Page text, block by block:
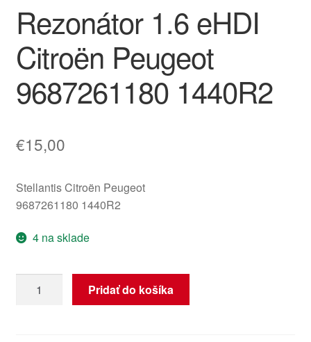
Reklamačný poriadok
Rezonátor 1.6 eHDI
Citroën Peugeot
9687261180 1440R2
€15,00
Stellantis Citroën Peugeot
9687261180 1440R2
4 na sklade
Rezonátor
Pridať do košíka